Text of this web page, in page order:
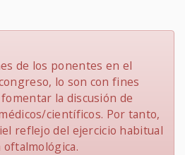
de los ponentes en el
lo son con fines
la discusión de
científicos. Por tanto,
reflejo del ejercicio habitual
oftalmológica.